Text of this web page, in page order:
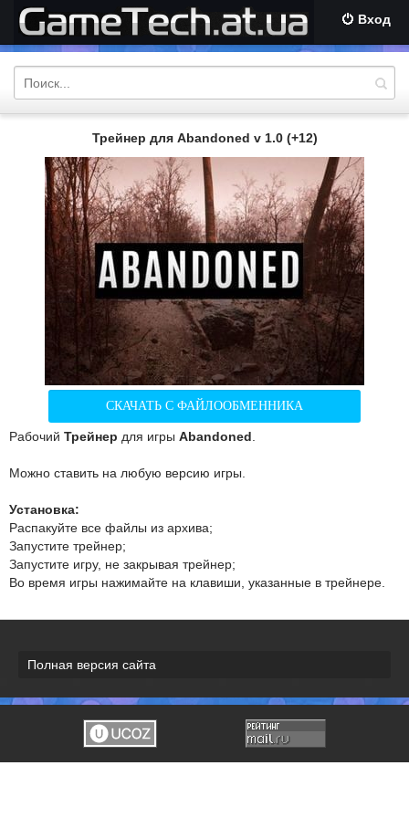
Вход
Трейнер для Abandoned v 1.0 (+12)
СКАЧАТЬ С ФАЙЛООБМЕННИКА
Рабочий Трейнер для игры Abandoned
Можно ставить на любую версию игры.
Установка:
Распакуйте все файлы из архива;
Запустите трейнер;
Запустите игру, не закрывая трейнер;
Во время игры нажимайте на клавиши, указанные в трейнере.
Полная версия сайта